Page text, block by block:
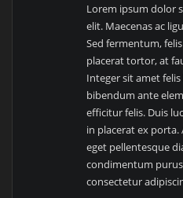
Lorem ipsum dolor
elit. Maecenas ac
Sed fermentum,
placerat tortor, at
Integer sit amet
bibendum ante
efficitur felis. Duis
in placerat ex
eget pellentesque
condimentum
consectetur